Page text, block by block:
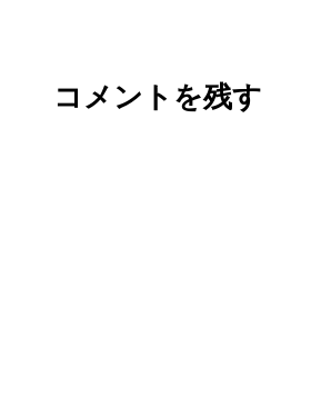
コメントを残す